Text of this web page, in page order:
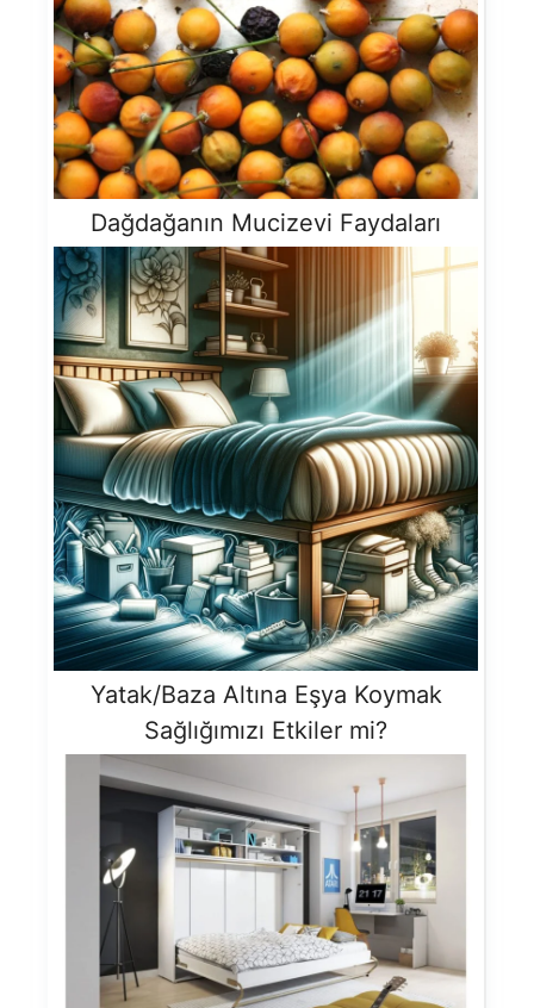
Dağdağanın Mucizevi Faydaları
Yatak/Baza Altına Eşya Koymak
Sağlığımızı Etkiler mi?